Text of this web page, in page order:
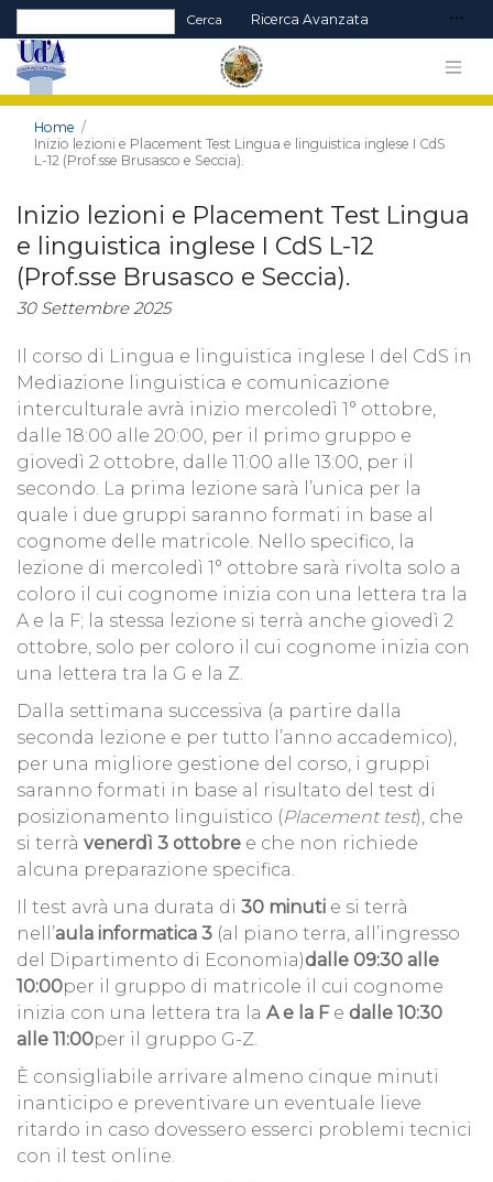
Form di ricerca
Cerca Ricerca Avanzata
Home
Inizio lezioni e Placement Test Lingua e linguistica inglese I CdS
L-12 (Prof.sse Brusasco e Seccia).
Inizio lezioni e Placement Test Lingua
e linguistica inglese I CdS L-12
(Prof.sse Brusasco e Seccia).
30 Settembre 2025
Il corso di Lingua e linguistica inglese I del CdS in
Mediazione linguistica e comunicazione
interculturale avrà inizio mercoledì 1° ottobre,
dalle 18:00 alle 20:00, per il primo gruppo e
giovedì 2 ottobre, dalle 11:00 alle 13:00, per il
secondo. La prima lezione sarà l’unica per la
quale i due gruppi saranno formati in base al
cognome delle matricole. Nello specifico, la
lezione di mercoledì 1° ottobre sarà rivolta solo a
coloro il cui cognome inizia con una lettera tra la
A e la F; la stessa lezione si terrà anche giovedì 2
ottobre, solo per coloro il cui cognome inizia con
una lettera tra la G e la Z.
Dalla settimana successiva (a partire dalla
seconda lezione e per tutto l’anno accademico),
per una migliore gestione del corso, i gruppi
saranno formati in base al risultato del test di
posizionamento linguistico (Placement test), che
si terrà venerdì 3 ottobre e che non richiede
alcuna preparazione specifica.
Il test avrà una durata di 30 minuti e si terrà
nell’aula informatica 3 (al piano terra, all’ingresso
del Dipartimento di Economia)dalle 09:30 alle
10:00per il gruppo di matricole il cui cognome
inizia con una lettera tra la A e la Fe dalle 10:30
alle 11:00per il gruppo G-Z.
È consigliabile arrivare almeno cinque minuti
inanticipo e preventivare un eventuale lieve
ritardo in caso dovessero esserci problemi tecnici
con il test online.